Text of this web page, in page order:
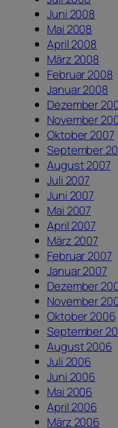
Juni 2008
Mai 2008
April 2008
März 2008
Februar 2008
Januar 2008
Dezember
November
Oktober 2007
September
August 2007
Juli 2007
Juni 2007
Mai 2007
April 2007
März 2007
Februar 2007
Januar 2007
Dezember
November
Oktober 2006
September
August 2006
Juli 2006
Juni 2006
Mai 2006
April 2006
März 2006